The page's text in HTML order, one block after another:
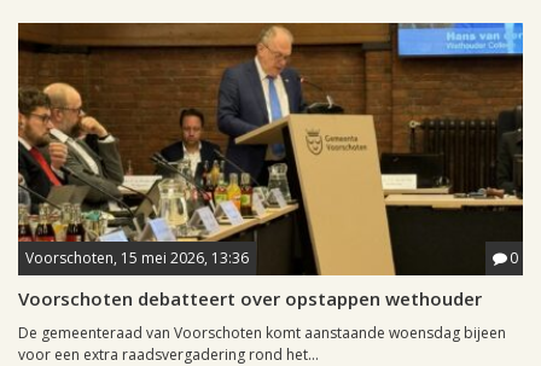
Voorschoten, 15 mei 2026, 13:36 0
Voorschoten debatteert over opstappen wethouder
De gemeenteraad van Voorschoten komt aanstaande woensdag bijeen
voor een extra raadsvergadering rond het...